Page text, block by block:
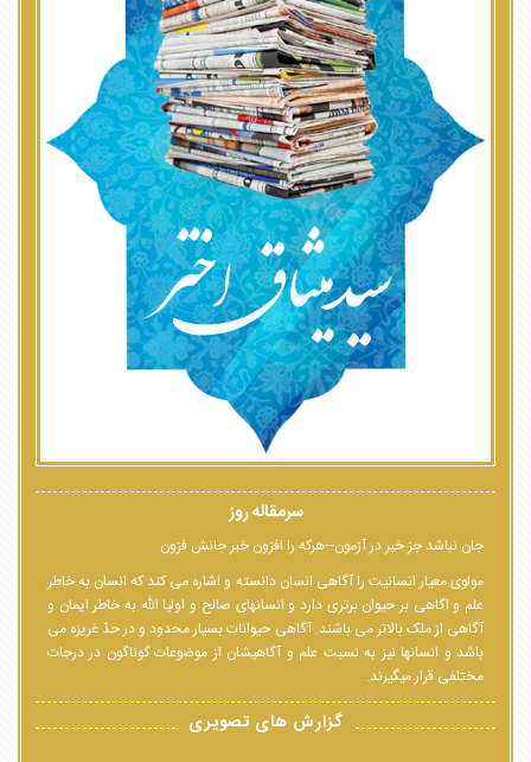
سرمقاله روز
جان نباشد جز خبر در آزمون--هرکه را افزون خبر جانش فزون
مولوی معیار انسانیت را آگاهی انسان دانسته و اشاره می کند که انسان به خاطر
علم و اگاهی بر حیوان برتری دارد و انسانهای صالح و اولیا الله به خاطر ایمان و
آگاهی از ملک بالاتر می باشند. آگاهی حیوانات بسیار محدود و در حدّ غریزه می
باشد و انسانها نیز به نسبت علم و آگاهیشان از موضوعات گوناگون در درجات
مختلفی قرار میگیرند.
گزارش های تصویری